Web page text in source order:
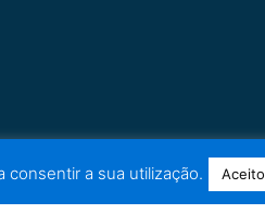
consentir a sua utilização. Aceito